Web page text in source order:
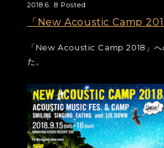
2018.6. 8 Posted
「New Acoustic Camp
「New Acoustic Camp 2018」へ
た。